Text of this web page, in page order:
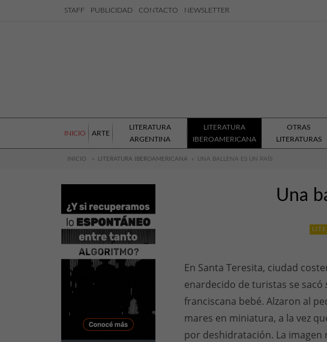
STAFF PUBLICIDAD CONTACTO NEWSLETTER
INICIO ARTE
LITERATURA
ARGENTINA
LITERATURA
IBEROAMERICANA
OTRAS
LITERATURAS
INICIO » LITERATURA IBEROAMERICANA » UNA BALLENA ES UN PAÍS
Una
En Santa Teresita, ciudad
enardecido de turistas se sacó
franciscana bebé. Alzaron al
mares en miniatura, a la vez
por deshidratación. La